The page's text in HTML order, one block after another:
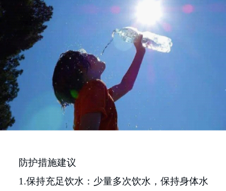
防护措施建议
1.保持充足饮水：少量多次饮水，保持身体水